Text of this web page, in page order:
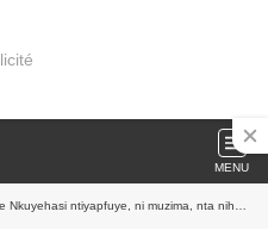
MENU
ntiyapfuye, ni muzima, nta niha n'umutwe!